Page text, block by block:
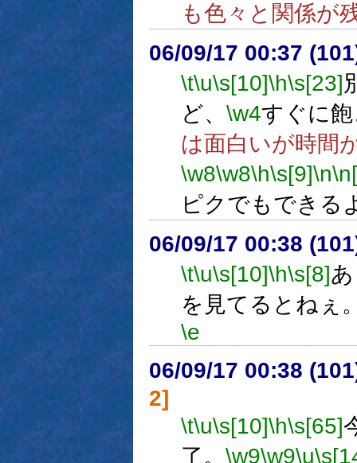
も色々と関係が
06/09/17 00:37
\t\u\s[10]\h\s[23]
ど、 \w4すぐに
は面白いが時間
\w8\w8\h\s[9]\n
ピクでもできる
06/09/17 00:38
\t\u\s[10]\h\s[8]
を見てるとねぇ
\e
06/09/17 00:38
2]
\t\u\s[10]\h\s[65]
了。 \w9\w9\u